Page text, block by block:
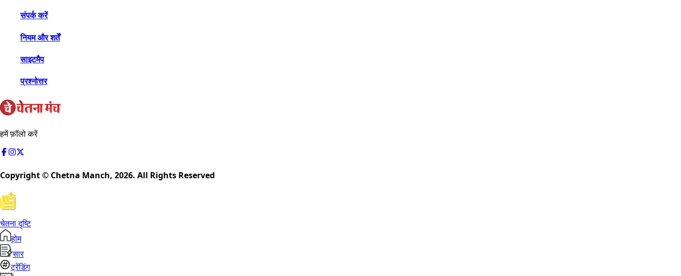
संपर्क करें
नियम और शर्तें
साइटमैप
प्रश्नोत्तर
हमें फ़ॉलो करें
Copyright © Chetna Manch, 2026. All Rights Reserved
चेतना दृष्टि
होम
सार
ट्रेंडिंग